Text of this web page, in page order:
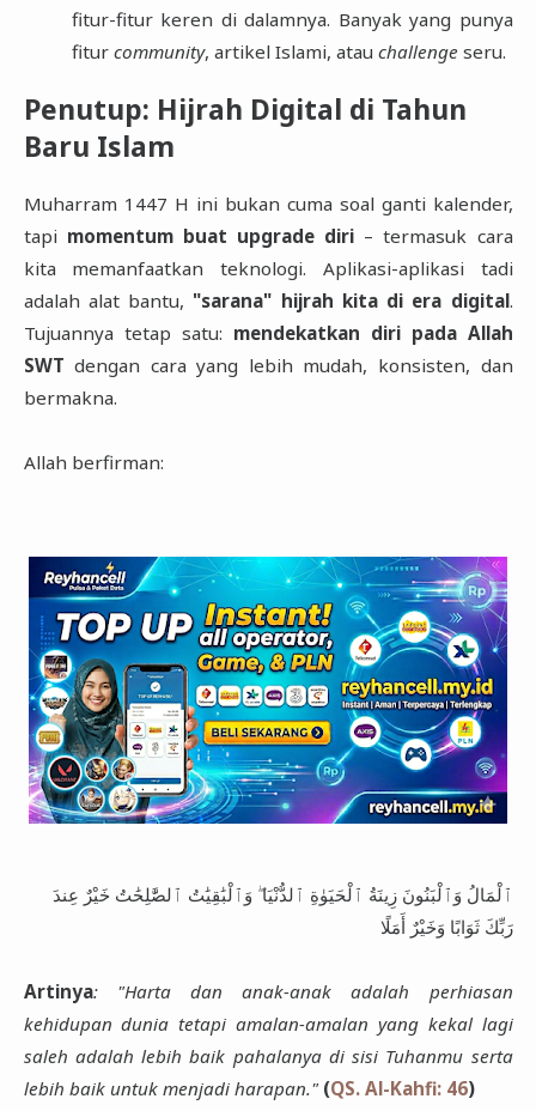
fitur-fitur keren di dalamnya. Banyak yang punya
fitur community, artikel Islami, atau challenge seru.
Penutup: Hijrah Digital di Tahun
Baru Islam
Muharram 1447 H ini bukan cuma soal ganti kalender,
tapi momentum buat upgrade diri – termasuk cara
kita memanfaatkan teknologi. Aplikasi-aplikasi tadi
adalah alat bantu, "sarana" hijrah kita di era digital.
Tujuannya tetap satu: mendekatkan diri pada Allah
SWT dengan cara yang lebih mudah, konsisten, dan
bermakna.
Allah berfirman:
ٱلْمَالُ وَٱلْبَنُونَ زِينَةُ ٱلْحَيَوٰةِ ٱلدُّنْيَا ۖ وَٱلْبَٰقِيَٰتُ ٱلصَّٰلِحَٰتُ خَيْرٌ عِندَ
رَبِّكَ ثَوَابًا وَخَيْرٌ أَمَلًا
Artinya: "Harta dan anak-anak adalah perhiasan
kehidupan dunia tetapi amalan-amalan yang kekal lagi
saleh adalah lebih baik pahalanya di sisi Tuhanmu serta
lebih baik untuk menjadi harapan."(QS. Al-Kahfi: 46)